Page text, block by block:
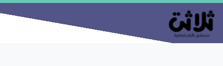
تخطي
إلى
المحتوى